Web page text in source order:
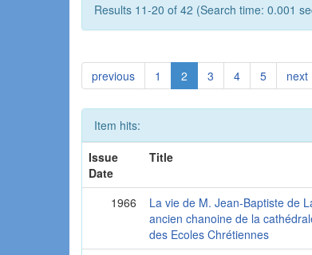
Results 11-20 of 42 (Search time: 0.001
previous 1 2 3 4 5 next
Item hits:
Issue
Date
Title
1966
La vie de M. Jean-Baptiste de
ancien chanoine de la
des Ecoles Chrétiennes